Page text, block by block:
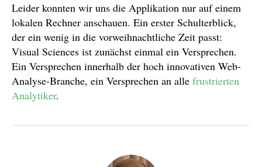
Leider konnten wir uns die Applikation nur auf einem
lokalen Rechner anschauen. Ein erster Schulterblick,
der ein wenig in die vorweihnachtliche Zeit passt:
Visual Sciences ist zunächst einmal ein Versprechen.
Ein Versprechen innerhalb der hoch innovativen Web-
Analyse-Branche, ein Versprechen an alle frustrierten
Analytiker.